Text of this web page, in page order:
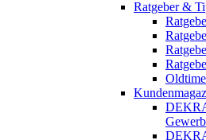
Ratgeber &